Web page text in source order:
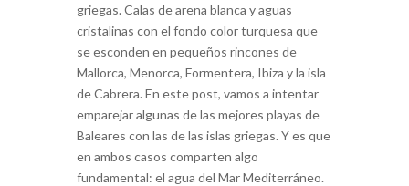
griegas. Calas de arena blanca y aguas
cristalinas con el fondo color turquesa que
se esconden en pequeños rincones de
Mallorca, Menorca, Formentera, Ibiza y la isla
de Cabrera. En este post, vamos a intentar
emparejar algunas de las mejores playas de
Baleares con las de las islas griegas. Y es que
en ambos casos comparten algo
fundamental: el agua del Mar Mediterráneo.